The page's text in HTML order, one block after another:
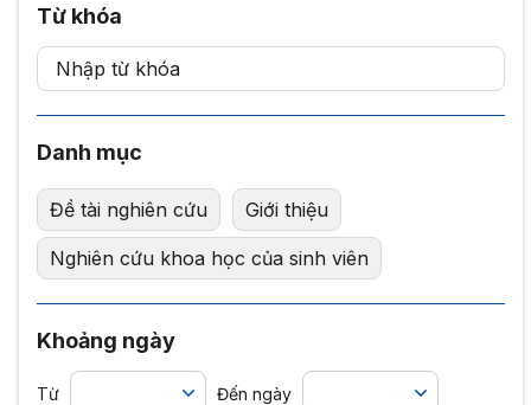
Từ khóa
Danh mục
Đề tài nghiên cứu Giới thiệu
Nghiên cứu khoa học của sinh viên
Khoảng ngày
Từ Đến ngày